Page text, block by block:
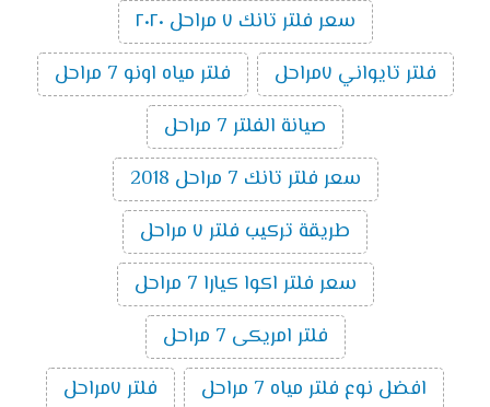
سعر فلتر تانك ٧ مراحل ٢٠٢٠
فلتر تايواني ٧مراحل
فلتر مياه اونو 7 مراحل
صيانة الفلتر 7 مراحل
سعر فلتر تانك 7 مراحل 2018
طريقة تركيب فلتر ٧ مراحل
سعر فلتر اكوا كيارا 7 مراحل
فلتر امريكى 7 مراحل
افضل نوع فلتر مياه 7 مراحل
فلتر ٧مراحل